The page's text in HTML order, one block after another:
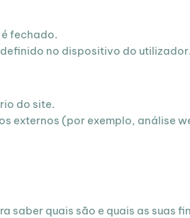
fechado.
no dispositivo do utilizador.
do site.
externos (por exemplo, análise
saber quais são e quais as